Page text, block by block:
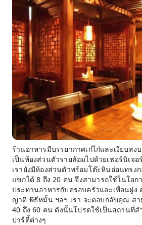
ร้านอาหารมีบรรยากาศเก๋ไก๋และเงียบส
เป็นห้องส่วนตัวรายล้อมไปด้วยเฟอร์นิเจ
เรายังมีห้องส่วนตัวพร้อมโต๊ะหินอ่อนทรง
แขกได้ 8 ถึง 20 คน จึงสามารถใช้ในโอก
ประทานอาหารกับครอบครัวและเพื่อนฝูง
ญาติ พิธีหมั้น ฯลฯ เรา จะตอบกลับคุณ สา
40 ถึง 60 คน ดังนั้นโปรดใช้เป็นสถานที่ส
ปาร์ตี้ต่างๆ